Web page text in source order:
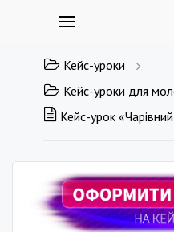
Кейс-уроки
Кейс-уроки для молодшої
Кейс-урок «Чарівний День святого